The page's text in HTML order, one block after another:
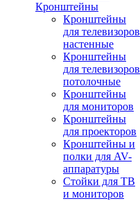
Кронштейны
Кронштейны
для телевизоров
настенные
Кронштейны
для телевизоров
потолочные
Кронштейны
для мониторов
Кронштейны
для проекторов
Кронштейны и
полки для AV-
аппаратуры
Стойки для ТВ
и мониторов